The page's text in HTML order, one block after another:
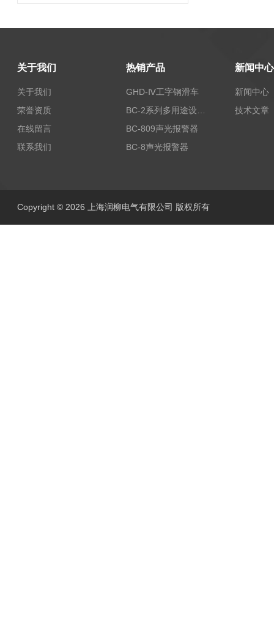
关于我们
关于我们
荣誉资质
在线留言
联系我们
热销产品
GHD-Ⅳ工字钢滑车
BC-809声光报警器
BC-8声光报警器
新闻中心
新闻中心
技术文章
Copyright © 2026 上海润柳电气有限公司 版权所有